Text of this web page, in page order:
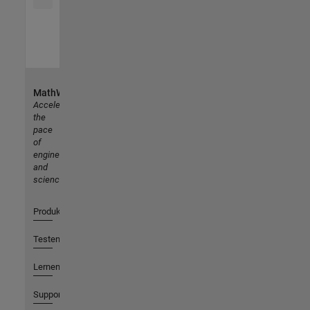
MathWorks
Accelerating
the
pace
of
engineering
and
science
Produkte
Testen oder Kaufen
Lernen
Support